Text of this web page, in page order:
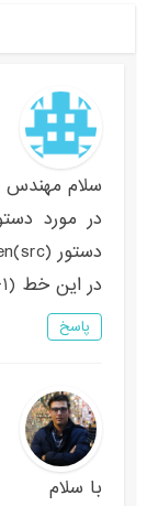
سلام مهندس
دستور strlen(src) به آن یک اضافه شده است ؟؟؟؟
در این خط memcpy(dest, src, strlen(src)+1);
پاسخ
با سلام